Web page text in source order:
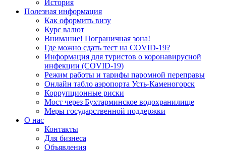
История
Полезная информация
Как оформить визу
Курс валют
Внимание! Пограничная зона!
Где можно сдать тест на COVID-19?
Информация для туристов о коронавирусной
инфекции (COVID-19)
Режим работы и тарифы паромной переправы
Онлайн табло аэропорта Усть-Каменогорск
Коррупционные риски
Мост через Бухтарминское водохранилище
Меры государственной поддержки
О нас
Контакты
Для бизнеса
Объявления